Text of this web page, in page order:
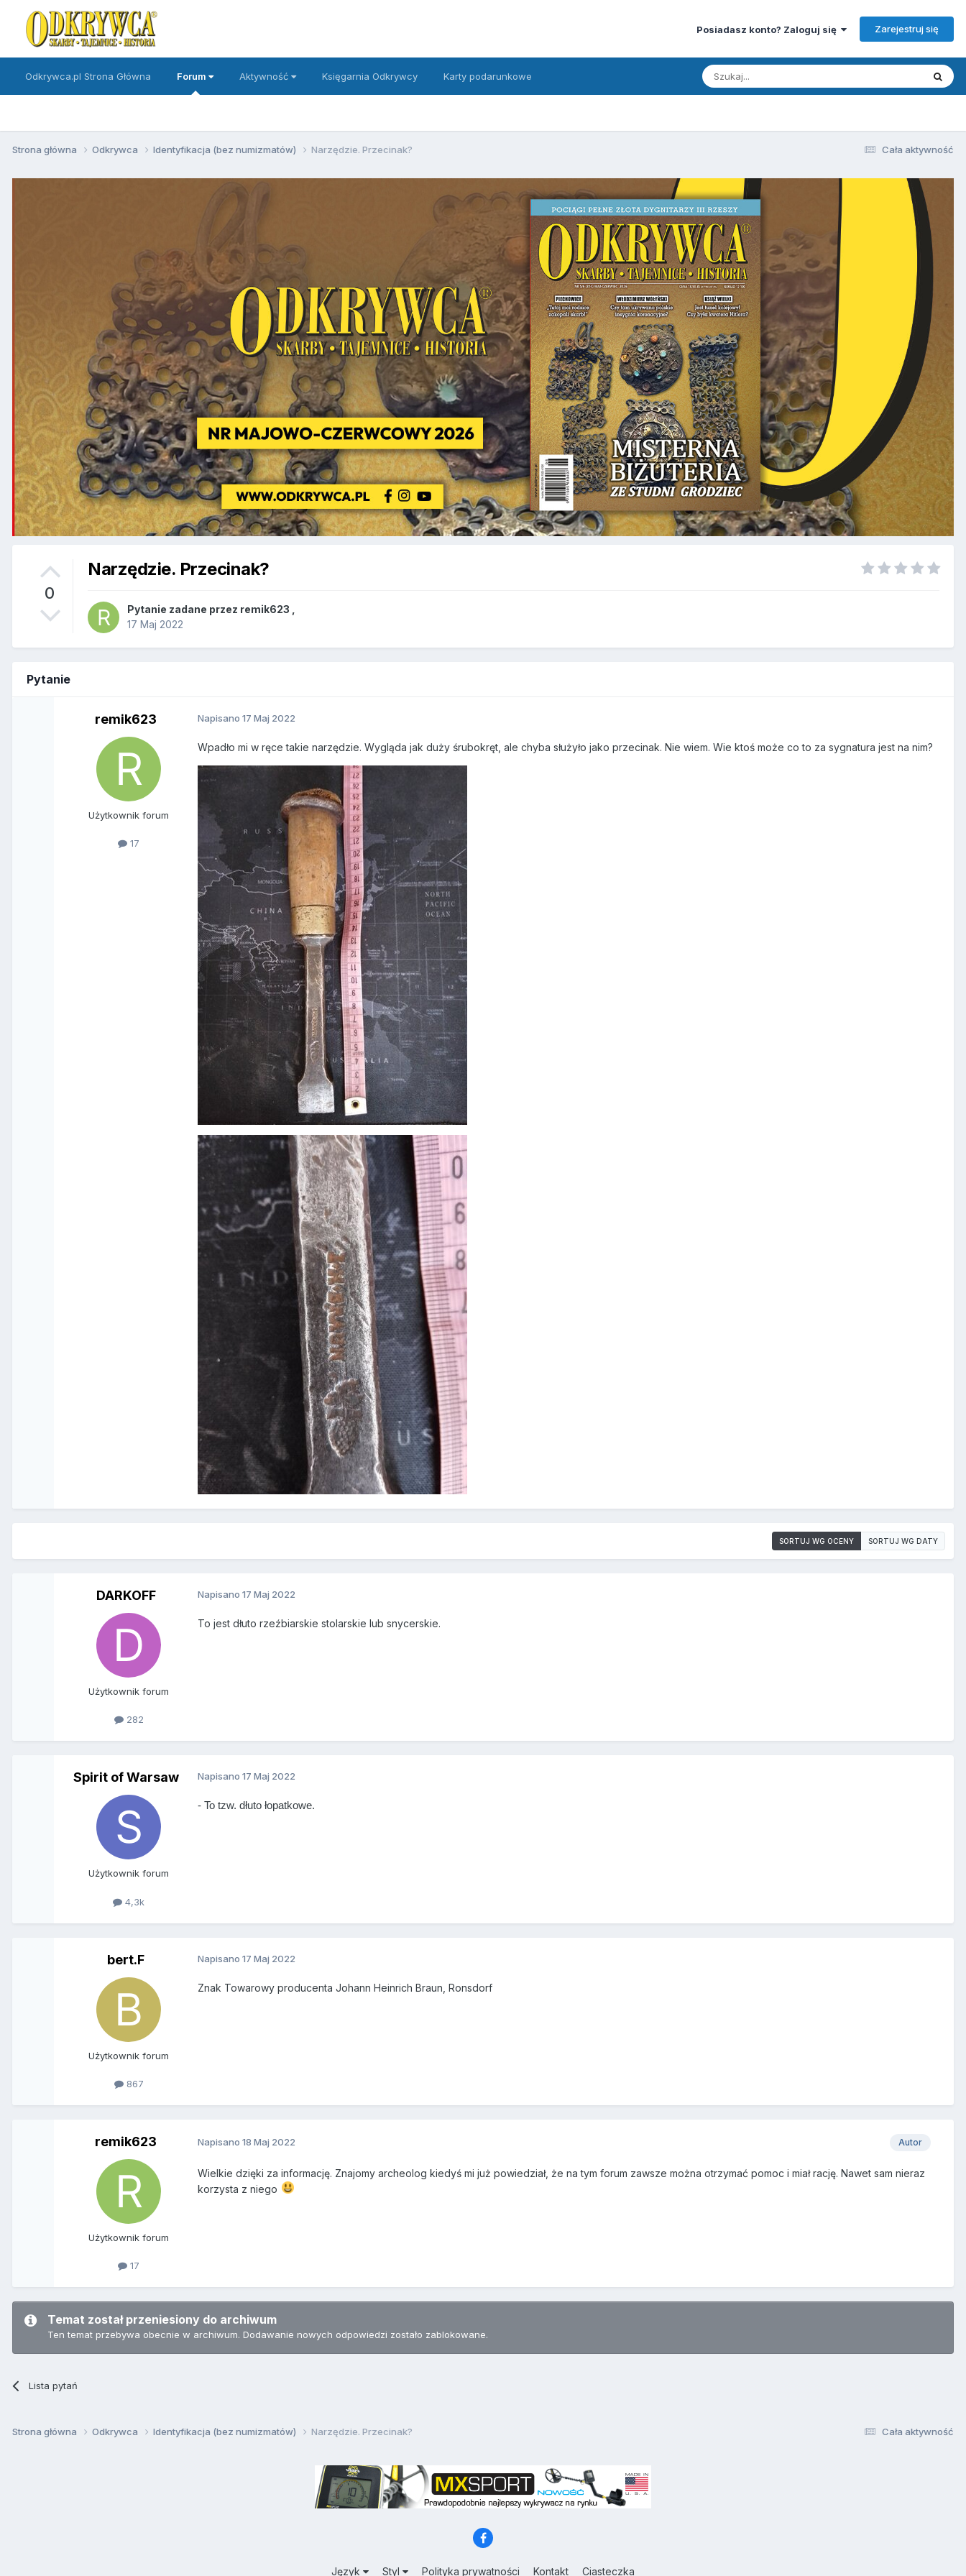
Posiadasz konto? Zaloguj się Zarejestruj się
Odkrywca.pl Strona Główna Forum Aktywność Księgarnia Odkrywcy Karty podarunkowe
Cała aktywność
Strona główna Odkrywca Identyfikacja (bez numizmatów) Narzędzie. Przecinak?
0
Narzędzie. Przecinak?
Pytanie zadane przez remik623
17 Maj 2022
Pytanie
remik623
Użytkownik forum
17
Napisano17 Maj 2022
Wpadło mi w ręce takie narzędzie. Wygląda jak duży śrubokręt, ale chyba służyło jako przecinak. Nie wiem. Wie ktoś może co to za sygnatura jest na nim?
SORTUJ WG OCENY SORTUJ WG DATY
DARKOFF
Użytkownik forum
282
Napisano17 Maj 2022
To jest dłuto rzeźbiarskie stolarskie lub snycerskie.
Spirit of Warsaw
Użytkownik forum
4,3k
Napisano17 Maj 2022
- To tzw. dłuto łopatkowe.
bert.F
Użytkownik forum
867
Napisano17 Maj 2022
Znak Towarowy producenta Johann Heinrich Braun, Ronsdorf
remik623
Użytkownik forum
17
Autor
Napisano18 Maj 2022
Wielkie dzięki za informację. Znajomy archeolog kiedyś mi już powiedział, że na tym forum zawsze można otrzymać pomoc i miał rację. Nawet sam nieraz
korzysta z niego
Temat został przeniesiony do archiwum
Ten temat przebywa obecnie w archiwum. Dodawanie nowych odpowiedzi zostało zablokowane.
Lista pytań
Cała aktywność
Strona główna Odkrywca Identyfikacja (bez numizmatów) Narzędzie. Przecinak?
Język Styl Polityka prywatności Kontakt Ciasteczka